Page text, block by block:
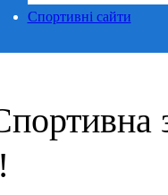
Спортивні сайти